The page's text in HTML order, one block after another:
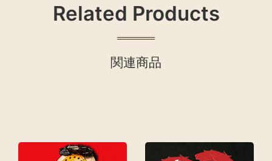
Related Products
関連商品